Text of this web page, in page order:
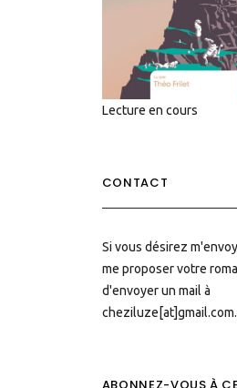
Lecture en cours
CONTACT
Si vous désirez
me proposer votre
d'envoyer un mail à
cheziluze[at]gmail.com.